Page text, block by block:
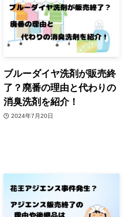
ブルーダイヤ洗剤が販売終
了？廃番の理由と代わりの
消臭洗剤を紹介！
2024年7月20日